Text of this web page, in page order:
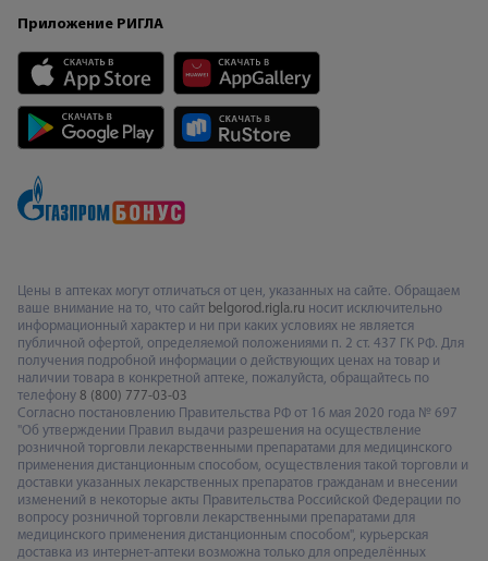
Приложение РИГЛА
Цены в аптеках могут отличаться от цен, указанных на сайте. Обращаем
ваше внимание на то, что сайт belgorod.rigla.ru носит исключительно
информационный характер и ни при каких условиях не является
публичной офертой, определяемой положениями п. 2 ст. 437 ГК РФ. Для
получения подробной информации о действующих ценах на товар и
наличии товара в конкретной аптеке, пожалуйста, обращайтесь по
телефону 8 (800) 777-03-03
Согласно постановлению Правительства РФ от 16 мая 2020 года № 697
"Об утверждении Правил выдачи разрешения на осуществление
розничной торговли лекарственными препаратами для медицинского
применения дистанционным способом, осуществления такой торговли и
доставки указанных лекарственных препаратов гражданам и внесении
изменений в некоторые акты Правительства Российской Федерации по
вопросу розничной торговли лекарственными препаратами для
медицинского применения дистанционным способом", курьерская
доставка из интернет-аптеки возможна только для определённых